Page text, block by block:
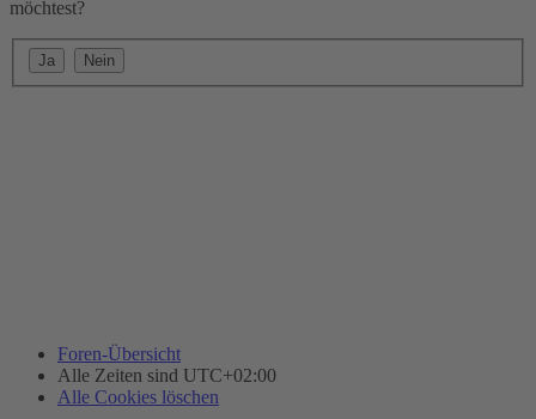
möchtest?
Foren-Übersicht
Alle Zeiten sind UTC+02:00
Alle Cookies löschen